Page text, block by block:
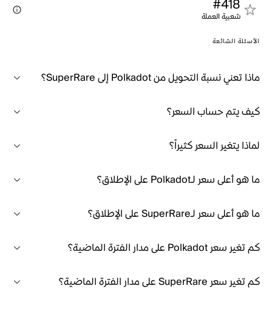
#418
شعبية العملة
الأسئلة الشائعة
ماذا تعني نسبة التحويل من Polkadot إلى SuperRare؟
كيف يتم حساب السعر؟
لماذا يتغير السعر كثيراً؟
ما هو أعلى سعر لـPolkadot على الإطلاق؟
ما هو أعلى سعر لـSuperRare على الإطلاق؟
كم تغير سعر Polkadot على مدار الفترة الماضية؟
كم تغير سعر SuperRare على مدار الفترة الماضية؟